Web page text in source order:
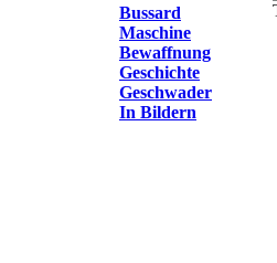
Bussard
Maschine
Bewaffnung
Geschichte
Geschwader
In Bildern